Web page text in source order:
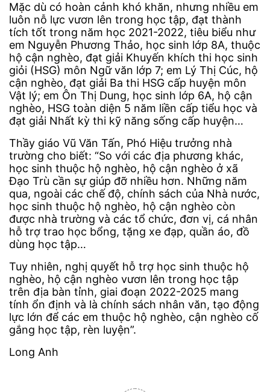
Mặc dù có hoàn cảnh khó khăn, nhưng nhiều em
luôn nỗ lực vươn lên trong học tập, đạt thành
tích tốt trong năm học 2021-2022, tiêu biểu như
em Nguyễn Phương Thảo, học sinh lớp 8A, thuộc
hộ cận nghèo, đạt giải Khuyến khích thi học sinh
giỏi (HSG) môn Ngữ văn lớp 7; em Lý Thị Cúc, hộ
cận nghèo, đạt giải Ba thi HSG cấp huyện môn
Vật lý; em Ôn Thị Dung, học sinh lớp 6A, hộ cận
nghèo, HSG toàn diện 5 năm liền cấp tiểu học và
đạt giải Nhất kỳ thi kỹ năng sống cấp huyện…
Thầy giáo Vũ Văn Tấn, Phó Hiệu trưởng nhà
trường cho biết: “So với các địa phương khác,
học sinh thuộc hộ nghèo, hộ cận nghèo ở xã
Đạo Trù cần sự giúp đỡ nhiều hơn. Những năm
qua, ngoài các chế độ, chính sách của Nhà nước,
học sinh thuộc hộ nghèo, hộ cận nghèo còn
được nhà trường và các tổ chức, đơn vị, cá nhân
hỗ trợ trao học bổng, tặng xe đạp, quần áo, đồ
dùng học tập…
Tuy nhiên, nghị quyết hỗ trợ học sinh thuộc hộ
nghèo, hộ cận nghèo vươn lên trong học tập
trên địa bàn tỉnh, giai đoạn 2022-2025 mang
tính ổn định và là chính sách nhân văn, tạo động
lực lớn để các em thuộc hộ nghèo, cận nghèo cố
gắng học tập, rèn luyện”.
Long Anh